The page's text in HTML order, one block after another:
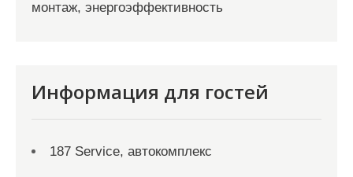
монтаж, энергоэффективность
Информация для гостей
187 Service, автокомплекс